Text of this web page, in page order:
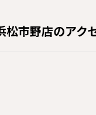
松市野店のアク